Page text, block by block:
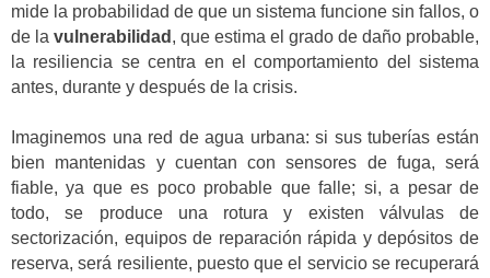
mide la probabilidad de que un sistema funcione sin fallos, o
de la vulnerabilidad , que estima el grado de daño probable,
la resiliencia se centra en el comportamiento del sistema
antes, durante y después de la crisis.
Imaginemos una red de agua urbana: si sus tuberías están
bien mantenidas y cuentan con sensores de fuga, será
fiable, ya que es poco probable que falle; si, a pesar de
todo, se produce una rotura y existen válvulas de
sectorización, equipos de reparación rápida y depósitos de
reserva, será resiliente, puesto que el servicio se recuperará